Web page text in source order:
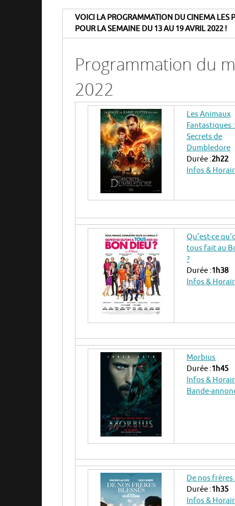
VOICI LA PROGRAMMATION DU CINEMA LES
POUR LA SEMAINE DU 13 AU 19 AVRIL 2022 !
Programmation du
2022
Les Animaux
Fantastiques
Secrets de
Dumbledore
Durée :2h22
Infos &
Qu’est-ce
tous fait au
?
Durée :1h38
Infos &
Morbius
Durée :1h45
Infos &
Bande-
De nos frères
Durée :1h35
Infos &